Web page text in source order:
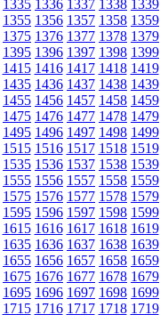
1335 1336 1337 1338 1339
1355 1356 1357 1358 1359
1375 1376 1377 1378 1379
1395 1396 1397 1398 1399
1415 1416 1417 1418 1419
1435 1436 1437 1438 1439
1455 1456 1457 1458 1459
1475 1476 1477 1478 1479
1495 1496 1497 1498 1499
1515 1516 1517 1518 1519
1535 1536 1537 1538 1539
1555 1556 1557 1558 1559
1575 1576 1577 1578 1579
1595 1596 1597 1598 1599
1615 1616 1617 1618 1619
1635 1636 1637 1638 1639
1655 1656 1657 1658 1659
1675 1676 1677 1678 1679
1695 1696 1697 1698 1699
1715 1716 1717 1718 1719